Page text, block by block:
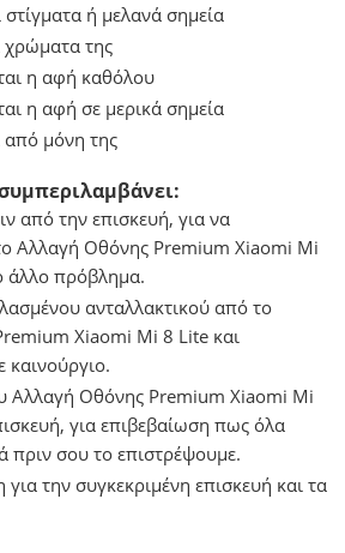
στίγματα ή μελανά σημεία
χρώματα της
η αφή καθόλου
η αφή σε μερικά σημεία
από μόνη της
από την επισκευή, για να
Αλλαγή Οθόνης Premium Xiaomi Mi
άλλο πρόβλημα.
ανταλλακτικού από το
Xiaomi Mi 8 Lite και
καινούργιο.
Αλλαγή Οθόνης Premium Xiaomi Mi
για επιβεβαίωση πως όλα
πριν σου το επιστρέψουμε.
την συγκεκριμένη επισκευή και τα